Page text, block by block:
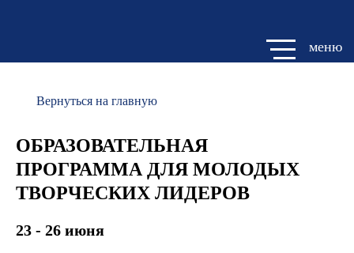
меню
Вернуться на главную
ОБРАЗОВАТЕЛЬНАЯ
ПРОГРАММА ДЛЯ МОЛОДЫХ
ТВОРЧЕСКИХ ЛИДЕРОВ
23 - 26 июня